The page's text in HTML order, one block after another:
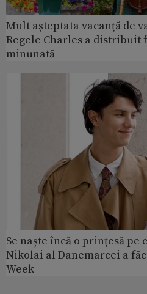
Mult așteptata vacanță de
Regele Charles a distribuit
minunată
Se naște încă o prințesă
Nikolai al Danemarcei a
Week